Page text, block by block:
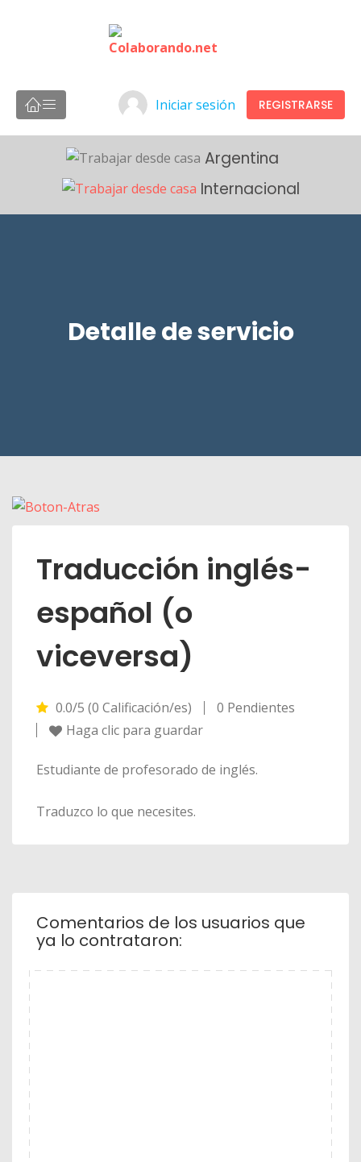
Iniciar sesión REGISTRARSE
Argentina
Internacional
Detalle de servicio
Traducción inglés-
español (o
viceversa)
0.0/5 (0 Calificación/es)
0 Pendientes
Haga clic para guardar
Estudiante de profesorado de inglés.
Traduzco lo que necesites.
Comentarios de los usuarios que
ya lo contrataron: